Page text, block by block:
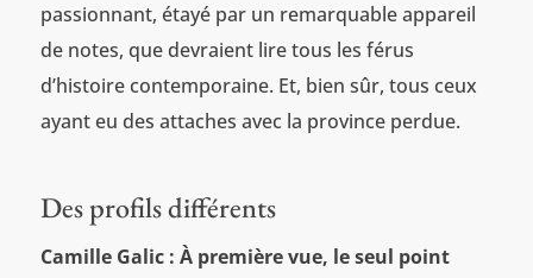
passionnant, étayé par un remarquable appareil
de notes, que devraient lire tous les férus
d’histoire contemporaine. Et, bien sûr, tous ceux
ayant eu des attaches avec la province perdue.
Des profils différents
Camille Galic : À première vue, le seul point